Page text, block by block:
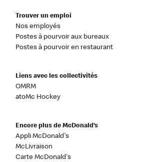
Trouver un emploi
Nos employés
Postes à pourvoir aux bureaux
Postes à pourvoir en restaurant
Liens avec les collectivités
OMRM
atoMc Hockey
Encore plus de McDonald’s
Appli McDonald's
McLivraison
Carte McDonald's